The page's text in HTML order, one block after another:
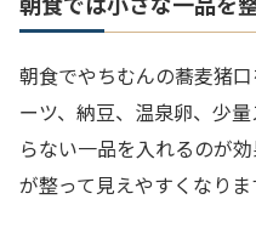
朝食でやちむんの蕎麦猪
ーツ、納豆、温泉卵、少
らない一品を入れるのが
が整って見えやすくなりま